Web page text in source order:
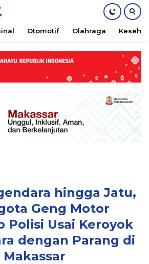
Otomotif Olahraga
hingga Jatu,
Geng Motor
Polisi Usai Keroyok
dengan Parang di
Makassar